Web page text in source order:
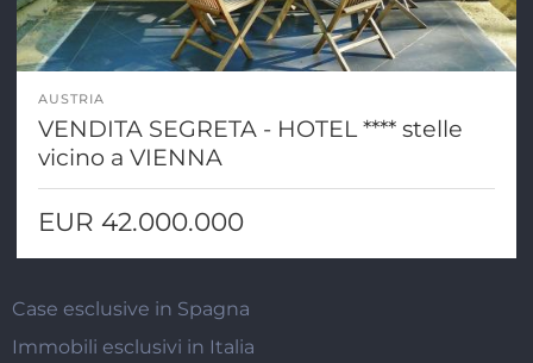
AUSTRIA
VENDITA SEGRETA - HOTEL **** stelle
vicino a VIENNA
EUR 42.000.000
Case esclusive in Spagna
Immobili esclusivi in Italia